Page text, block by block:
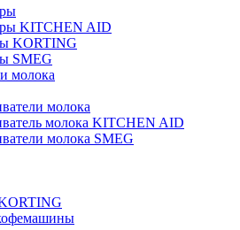
KITCHEN AID
KORTING
SMEG
молока
молока
молока KITCHEN AID
молока SMEG